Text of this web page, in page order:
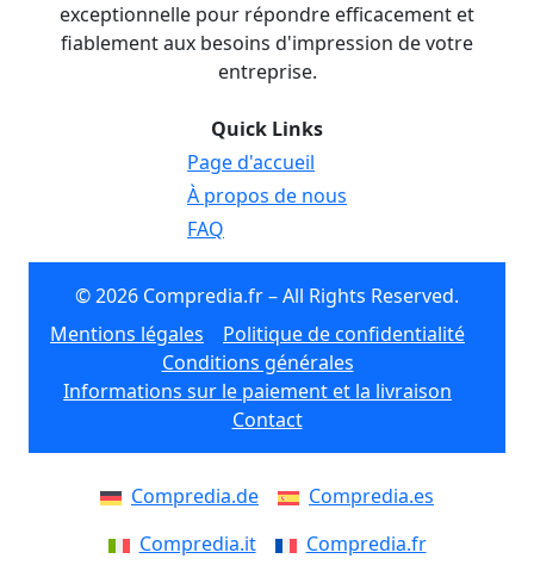
exceptionnelle pour répondre efficacement et
fiablement aux besoins d'impression de votre
entreprise.
Quick Links
Page d'accueil
À propos de nous
FAQ
© 2026 Compredia.fr – All Rights Reserved.
Mentions légales
Politique de confidentialité
Conditions générales
Informations sur le paiement et la livraison
Contact
Compredia.de
Compredia.es
Compredia.it
Compredia.fr